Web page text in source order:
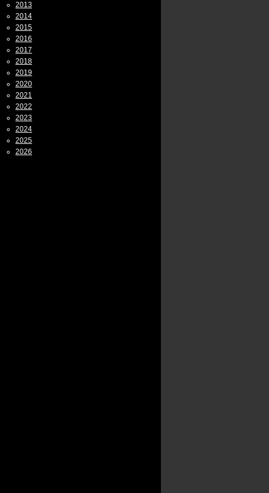
2013
2014
2015
2016
2017
2018
2019
2020
2021
2022
2023
2024
2025
2026